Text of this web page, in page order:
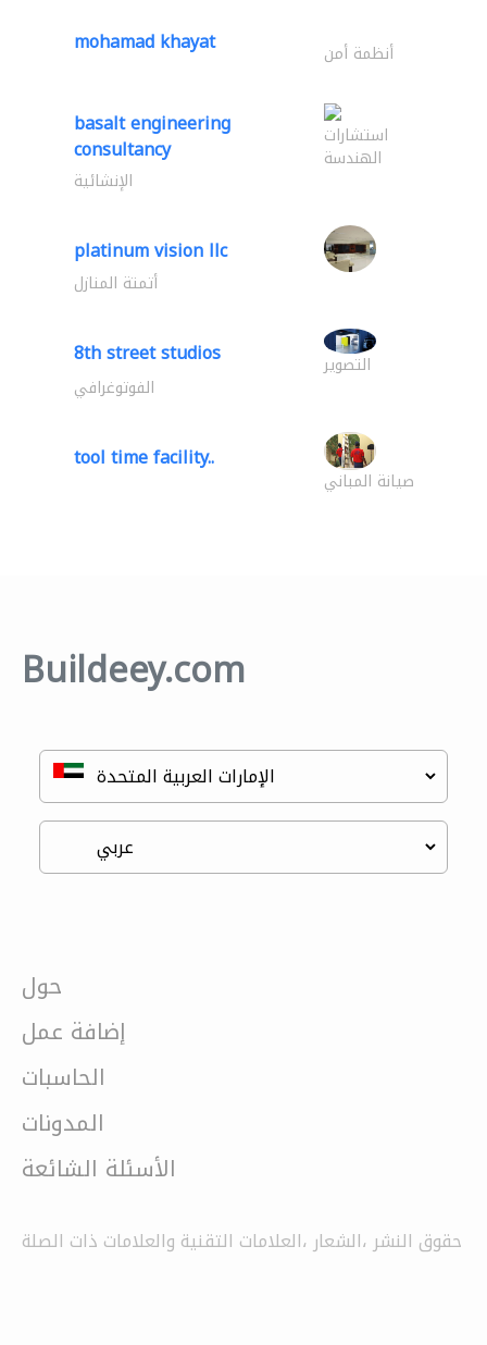
mohamad khayat أنظمة أمن
basalt engineering
consultancy استشارات
الهندسة
الإنشائية
platinum vision llc
أتمتة المنازل
8th street studios التصوير
الفوتوغرافي
tool time facility..
صيانة المباني
Buildeey.com
حول
إضافة عمل
الحاسبات
المدونات
الأسئلة الشائعة
حقوق النشر ،الشعار ،العلامات التقنية والعلامات ذات الصلة